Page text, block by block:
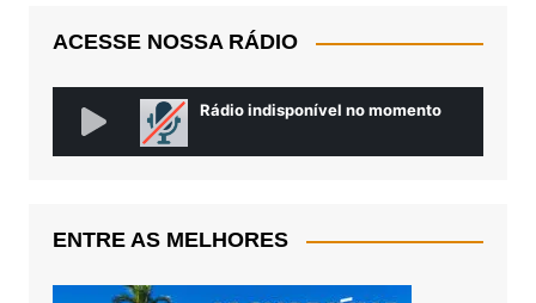
ACESSE NOSSA RÁDIO
ENTRE AS MELHORES